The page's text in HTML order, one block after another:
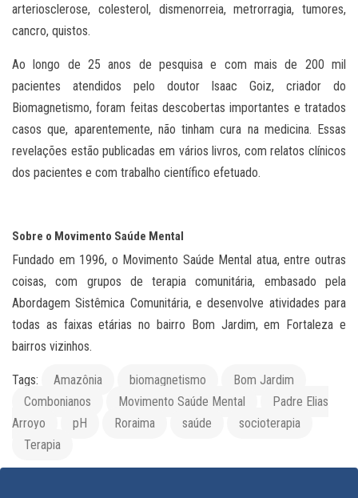
arteriosclerose, colesterol, dismenorreia, metrorragia, tumores,
cancro, quistos.
Ao longo de 25 anos de pesquisa e com mais de 200 mil
pacientes atendidos pelo doutor Isaac Goiz, criador do
Biomagnetismo, foram feitas descobertas importantes e tratados
casos que, aparentemente, não tinham cura na medicina. Essas
revelações estão publicadas em vários livros, com relatos clínicos
dos pacientes e com trabalho científico efetuado.
Sobre o Movimento Saúde Mental
Fundado em 1996, o Movimento Saúde Mental atua, entre outras
coisas, com grupos de terapia comunitária, embasado pela
Abordagem Sistêmica Comunitária, e desenvolve atividades para
todas as faixas etárias no bairro Bom Jardim, em Fortaleza e
bairros vizinhos.
Tags: Amazônia biomagnetismo
Bom Jardim
Combonianos
Movimento Saúde Mental
Padre Elias
Arroyo
pH Roraima saúde
socioterapia
Terapia